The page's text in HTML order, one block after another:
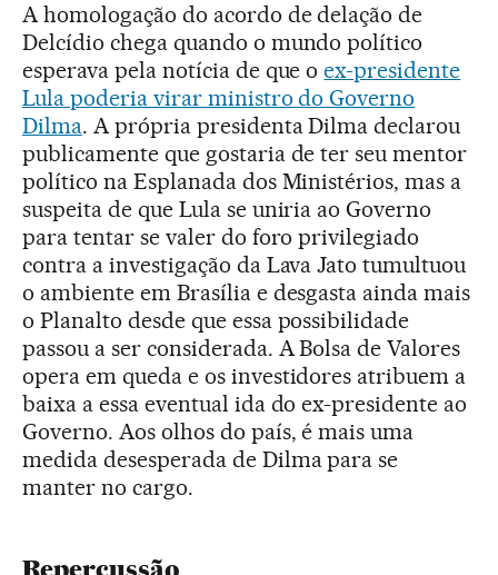
A homologação do acordo de delação de
Delcídio chega quando o mundo político
esperava pela notícia de que oex-presidente
Lula poderia virar ministro do Governo
Dilma. A própria presidenta Dilma declarou
publicamente que gostaria de ter seu mentor
político na Esplanada dos Ministérios, mas a
suspeita de que Lula se uniria ao Governo
para tentar se valer do foro privilegiado
contra a investigação da Lava Jato tumultuou
o ambiente em Brasília e desgasta ainda mais
o Planalto desde que essa possibilidade
passou a ser considerada. A Bolsa de Valores
opera em queda e os investidores atribuem a
baixa a essa eventual ida do ex-presidente ao
Governo. Aos olhos do país, é mais uma
medida desesperada de Dilma para se
manter no cargo.